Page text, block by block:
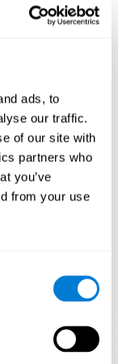
ads, to
our traffic.
of our site with
partners who
you’ve
from your use
العين واليد.
كيف تحسّن
نمط التنشيط العصبي
واسترداد الوظائف
يساعد في إنشاء
وتحسين الوظائف
المتعلّقة بالتقدير
إسقاط رسومي